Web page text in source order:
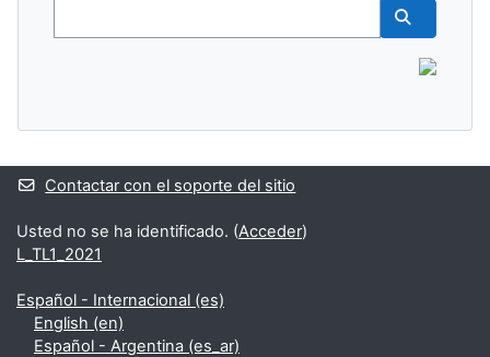
Buscar
Contactar con el soporte del sitio
Usted no se ha identificado. (Acceder)
L_TL1_2021
Español - Internacional ‎(es)‎
English ‎(en)‎
Español - Argentina ‎(es_ar)‎